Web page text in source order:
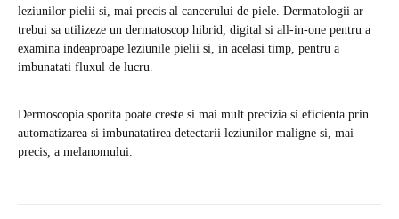
leziunilor pielii si, mai precis al cancerului de piele. Dermatologii ar
trebui sa utilizeze un dermatoscop hibrid, digital si all-in-one pentru a
examina indeaproape leziunile pielii si, in acelasi timp, pentru a
imbunatati fluxul de lucru.
Dermoscopia sporita poate creste si mai mult precizia si eficienta prin
automatizarea si imbunatatirea detectarii leziunilor maligne si, mai
precis, a melanomului.